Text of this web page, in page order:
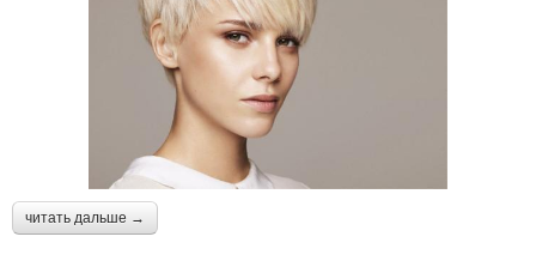
читать дальше →